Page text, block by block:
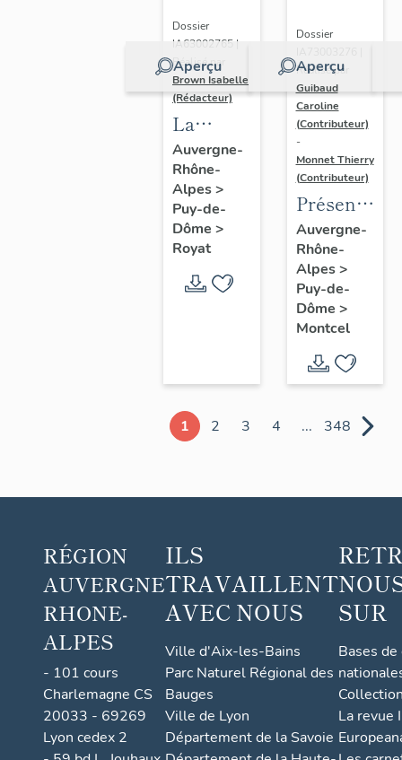
Aperçu
Dossier
IA63002765 |
Réalisé par
Brown Isabelle
(Rédacteur)
La
station
thermale
de
Royat-
Chamalières
Auvergne-
Rhône-
Alpes>
Puy-de-
Dôme >
Royat
Aperçu
Dossier
Réalisé par
Guibaud
Caroline
(Contributeur)
-
Monnet Thierry
(Contributeur)
de la
commune
de
Montcel
Auvergne-
Rhône-
Alpes>
Puy-de-
Dôme >
Montcel
1 2 3 4 ... 348
RÉGION
AUVERGNE
RHONE-
ALPES
- 101 cours
Charlemagne CS
20033 - 69269
Lyon cedex 2
ILS
TRAVAILLENT
AVEC NOUS
Ville d'Aix-les-Bains
Parc Naturel Régional des
Bauges
Ville de Lyon
Département de la Savoie
SUR
Bases
La revue